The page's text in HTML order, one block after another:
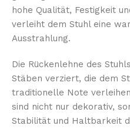
hohe Qualität, Festigkeit
verleiht dem Stuhl eine
Ausstrahlung.
Die Rückenlehne des
Stäben verziert, die dem
traditionelle Note
sind nicht nur dekorativ,
Stabilität und Haltbarkeit